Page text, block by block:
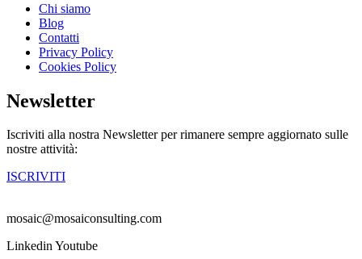
Chi siamo
Blog
Contatti
Privacy Policy
Cookies Policy
Newsletter
Iscriviti alla nostra Newsletter per rimanere sempre aggiornato sulle
nostre attività:
ISCRIVITI
mosaic@mosaiconsulting.com
LinkedinYoutube